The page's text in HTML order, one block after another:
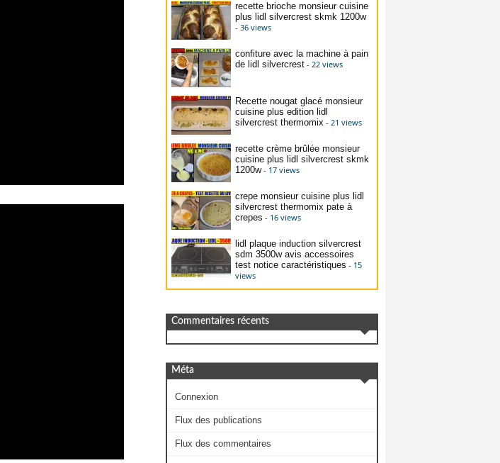
recette brioche monsieur cuisine
plus lidl silvercrest skmk 1200w
- 36 views
confiture avec la machine à pain
de lidl silvercrest - 22 views
Recette nougat glacé monsieur
cuisine plus edition lidl
silvercrest thermomix - 21 views
recette crème brûlée monsieur
cuisine plus lidl silvercrest skmk
1200w - 17 views
crepe monsieur cuisine plus lidl
silvercrest thermomix pate à
crepes - 16 views
lidl plaque induction silvercrest
sdm 3500w avis accessoires
test notice caractéristiques - 15
views
Commentaires récents
Méta
Connexion
Flux des publications
Flux des commentaires